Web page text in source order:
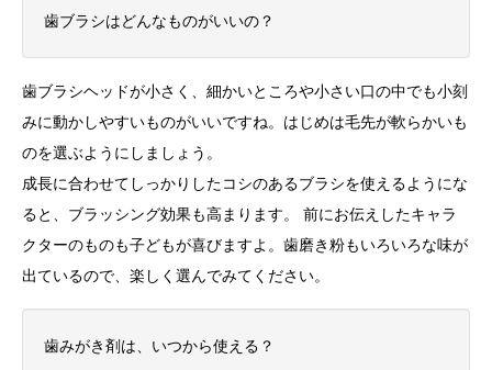
歯ブラシはどんなものがいいの？
歯ブラシヘッドが小さく、細かいところや小さい口の中でも小刻
みに動かしやすいものがいいですね。はじめは毛先が軟らかいも
のを選ぶようにしましょう。
成長に合わせてしっかりしたコシのあるブラシを使えるようにな
ると、ブラッシング効果も高まります。 前にお伝えしたキャラ
クターのものも子どもが喜びますよ。歯磨き粉もいろいろな味が
出ているので、楽しく選んでみてください。
歯みがき剤は、いつから使える？